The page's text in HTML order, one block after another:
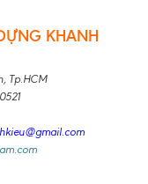
KHANH
Tp.HCM